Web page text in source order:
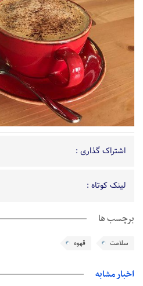
اشتراک گذاری :
لینک کوتاه :
برچسب ها
سلامت قهوه
اخبار مشابه